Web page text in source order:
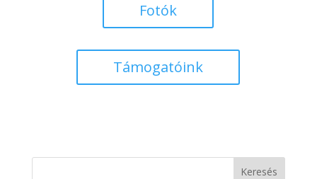
Fotók
Támogatóink
Keresés